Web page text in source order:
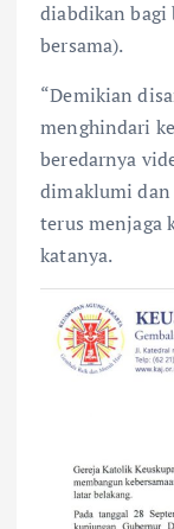
diabdikan bagi
bersama).
“Demikian
menghindari
beredarnya
dimaklumi
terus menjaga
katanya.